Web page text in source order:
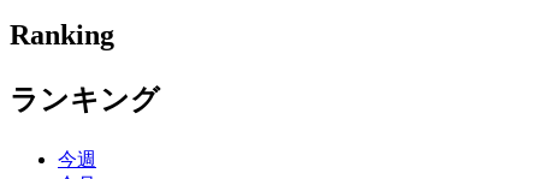
Ranking
ランキング
今週